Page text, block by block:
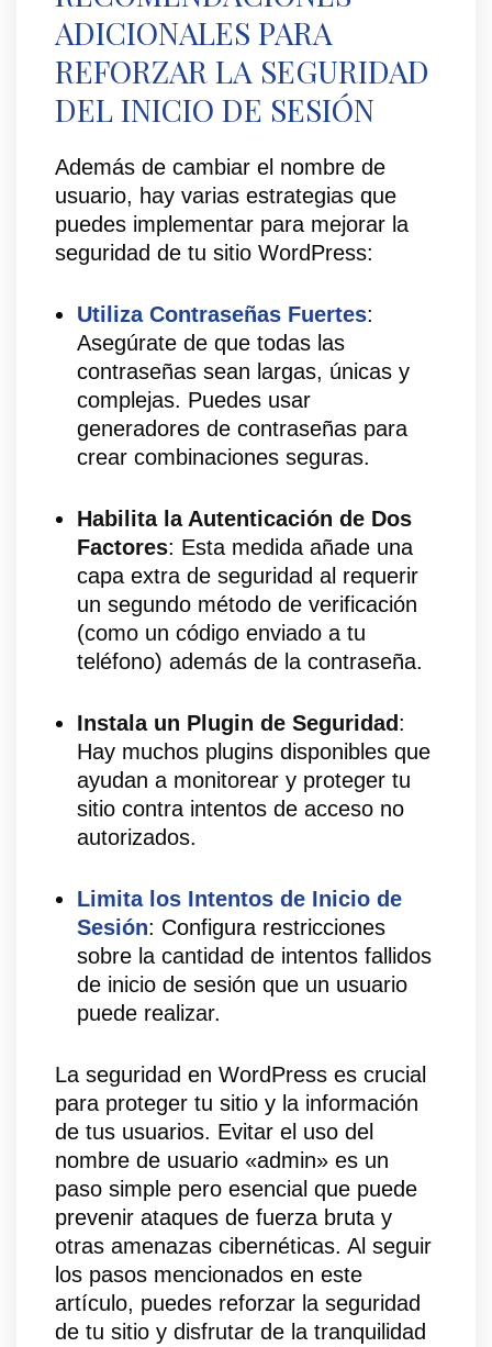
ADICIONALES PARA
REFORZAR LA SEGURIDAD
DEL INICIO DE SESIÓN
Además de cambiar el nombre de
usuario, hay varias estrategias que
puedes implementar para mejorar la
seguridad de tu sitio WordPress:
Utiliza Contraseñas Fuertes:
Asegúrate de que todas las
contraseñas sean largas, únicas y
complejas. Puedes usar
generadores de contraseñas para
crear combinaciones seguras.
Habilita la Autenticación de Dos
Factores: Esta medida añade una
capa extra de seguridad al requerir
un segundo método de verificación
(como un código enviado a tu
teléfono) además de la contraseña.
Instala un Plugin de Seguridad :
Hay muchos plugins disponibles que
ayudan a monitorear y proteger tu
sitio contra intentos de acceso no
autorizados.
Limita los Intentos de Inicio de
Sesión: Configura restricciones
sobre la cantidad de intentos fallidos
de inicio de sesión que un usuario
puede realizar.
La seguridad en WordPress es crucial
para proteger tu sitio y la información
de tus usuarios. Evitar el uso del
nombre de usuario «admin» es un
paso simple pero esencial que puede
prevenir ataques de fuerza bruta y
otras amenazas cibernéticas. Al seguir
los pasos mencionados en este
artículo, puedes reforzar la seguridad
de tu sitio y disfrutar de la tranquilidad